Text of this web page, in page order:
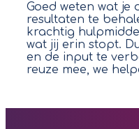
Goed weten wat je
resultaten te
krachtig
wat jij erin stopt.
en de input te
reuze mee, we